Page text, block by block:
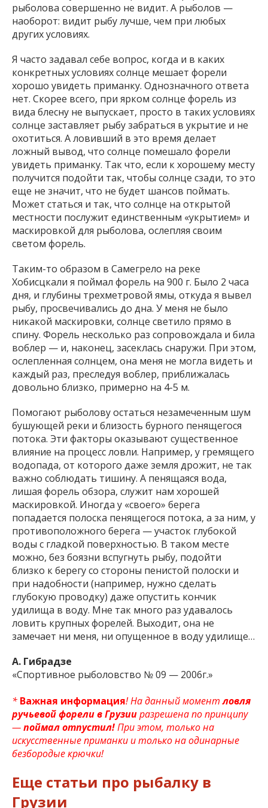
рыболова совершенно не видит. А рыболов —
наоборот: видит рыбу лучше, чем при любых
других условиях.
Я часто задавал себе вопрос, когда и в каких
конкретных условиях солнце мешает форели
хорошо увидеть приманку. Однозначного ответа
нет. Скорее всего, при ярком солнце форель из
вида блесну не выпускает, просто в таких условиях
солнце заставляет рыбу забраться в укрытие и не
охотиться. А ловивший в это время делает
ложный вывод, что солнце помешало форели
увидеть приманку. Так что, если к хорошему месту
получится подойти так, чтобы солнце сзади, то это
еще не значит, что не будет шансов поймать.
Может статься и так, что солнце на открытой
местности послужит единственным «укрытием» и
маскировкой для рыболова, ослепляя своим
светом форель.
Таким-то образом в Самегрело на реке
Хобисцкали я поймал форель на 900 г. Было 2 часа
дня, и глубины трехметровой ямы, откуда я вывел
рыбу, просвечивались до дна. У меня не было
никакой маскировки, солнце светило прямо в
спину. Форель несколько раз сопровождала и била
воблер — и, наконец, засеклась снаружи. При этом,
ослепленная солнцем, она меня не могла видеть и
каждый раз, преследуя воблер, приближалась
довольно близко, примерно на 4-5 м.
Помогают рыболову остаться незамеченным шум
бушующей реки и близость бурного пенящегося
потока. Эти факторы оказывают существенное
влияние на процесс ловли. Например, у гремящего
водопада, от которого даже земля дрожит, не так
важно соблюдать тишину. А пенящаяся вода,
лишая форель обзора, служит нам хорошей
маскировкой. Иногда у «своего» берега
попадается полоска пенящегося потока, а за ним, у
противоположного берега — участок глубокой
воды с гладкой поверхностью. В таком месте
можно, без боязни вспугнуть рыбу, подойти
близко к берегу со стороны пенистой полоски и
при надобности (например, нужно сделать
глубокую проводку) даже опустить кончик
удилища в воду. Мне так много раз удавалось
ловить крупных форелей. Выходит, она не
замечает ни меня, ни опущенное в воду удилище…
А. Гибрадзе
«Спортивное рыболовство № 09 — 2006г.»
* Важная информация! На данный моментловля
ручьевой форели в Грузииразрешена по принципу
—поймал отпустил!При этом, только на
искусственные приманки и только на одинарные
безбородые крючки!
Еще статьи про рыбалку в
Грузии